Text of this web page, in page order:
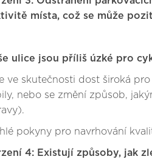
místa, což se může
ulice jsou příliš úzké pro
ve skutečnosti dost široká
nebo se změní způsob,
pokyny pro navrhování
4: Existují způsoby, jak